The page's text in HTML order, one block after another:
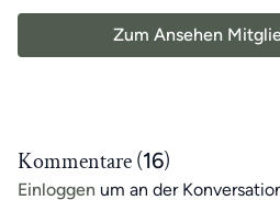
deinem Weg zu
Schmerzfreiheit und
unterstützen. Damit du auch deinen
Zum Ansehen
Kommentare (16)
Einloggen um an der